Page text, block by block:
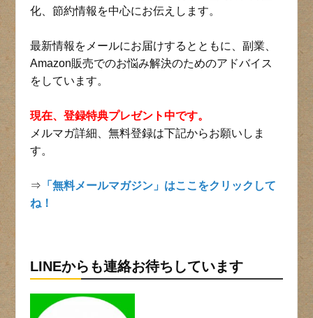
化、節約情報を中心にお伝えします。
最新情報をメールにお届けするとともに、副業、
Amazon販売でのお悩み解決のためのアドバイス
をしています。
現在、登録特典プレゼント中です。
メルマガ詳細、無料登録は下記からお願いしま
す。
⇒ 「無料メールマガジン」はここをクリックして
ね！
LINEからも連絡お待ちしています